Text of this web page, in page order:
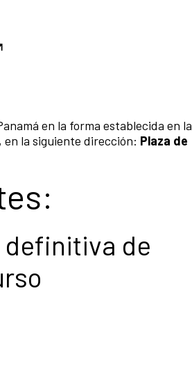
en la forma establecida en la
en la siguiente dirección: Plaza de
definitiva de